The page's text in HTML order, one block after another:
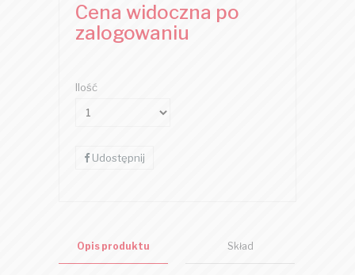
Cena widoczna po
zalogowaniu
Ilość
Udostępnij
Opis produktu Skład